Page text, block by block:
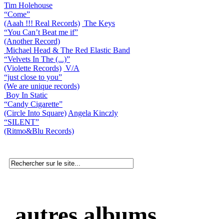
Tim Holehouse
“Come”
(Aaah !!! Real Records) The Keys
“You Can’t Beat me if”
(Another Record)
Michael Head & The Red Elastic Band
“Velvets In The (...)”
(Violette Records) V/A
“just close to you”
(We are unique records)
Boy In Static
“Candy Cigarette”
(Circle Into Square) Angela Kinczly
“SILENT”
(Ritmo&Blu Records)